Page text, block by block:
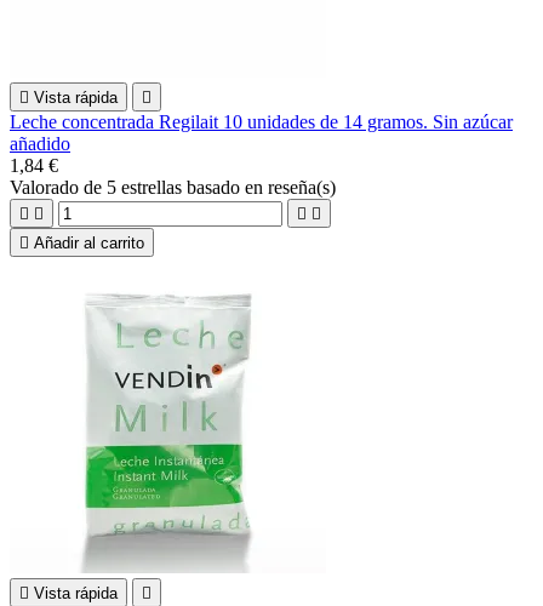
 Vista rápida 
Leche concentrada Regilait 10 unidades de 14 gramos. Sin azúcar
añadido
1,84 €
Valorado de 5 estrellas basado en reseña(s)
   
 Añadir al carrito
 Vista rápida 